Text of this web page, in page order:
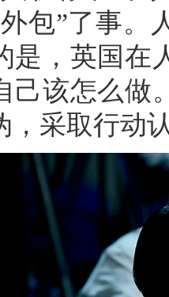
包”了事。
是，英国在
己该怎么做
，采取行动